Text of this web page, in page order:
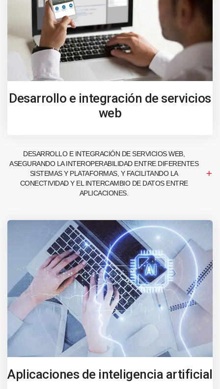
Desarrollo e integración de servicios
web
DESARROLLO E INTEGRACIÓN DE SERVICIOS WEB,
ASEGURANDO LA INTEROPERABILIDAD ENTRE DIFERENTES
SISTEMAS Y PLATAFORMAS, Y FACILITANDO LA
CONECTIVIDAD Y EL INTERCAMBIO DE DATOS ENTRE
APLICACIONES.
Aplicaciones de inteligencia artificial